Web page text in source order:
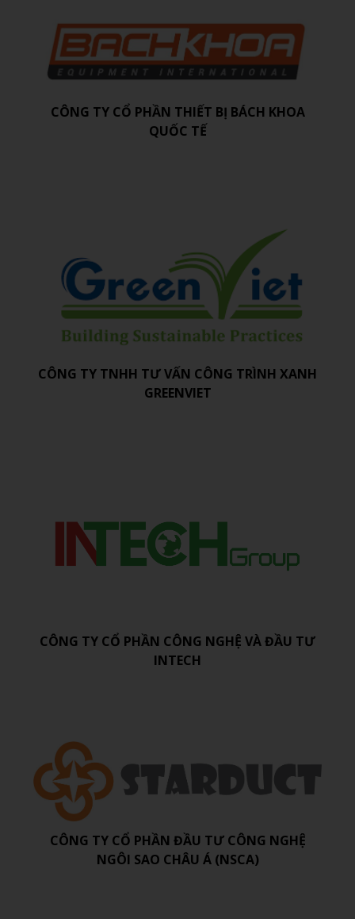
CÔNG TY CỔ PHẦN THIẾT BỊ BÁCH KHOA
QUỐC TẾ
CÔNG TY TNHH TƯ VẤN CÔNG TRÌNH XANH
GREENVIET
CÔNG TY CỔ PHẦN CÔNG NGHỆ VÀ ĐẦU TƯ
INTECH
CÔNG TY CỔ PHẦN ĐẦU TƯ CÔNG NGHỆ
NGÔI SAO CHÂU Á (NSCA)